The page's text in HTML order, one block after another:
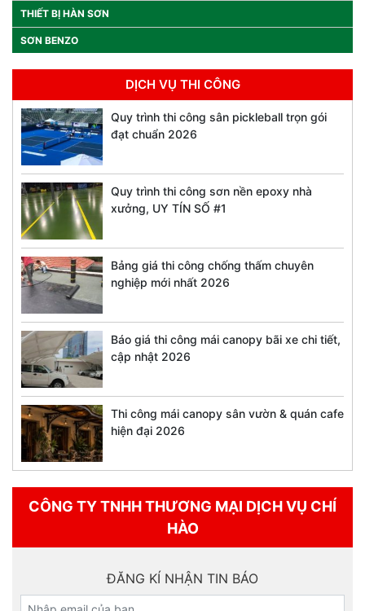
THIẾT BỊ HÀN SƠN
SƠN BENZO
DỊCH VỤ THI CÔNG
Quy trình thi công sân pickleball trọn gói
đạt chuẩn 2026
Quy trình thi công sơn nền epoxy nhà
xưởng, UY TÍN SỐ #1
Bảng giá thi công chống thấm chuyên
nghiệp mới nhất 2026
Báo giá thi công mái canopy bãi xe chi tiết,
cập nhật 2026
Thi công mái canopy sân vườn & quán cafe
hiện đại 2026
CÔNG TY TNHH THƯƠNG MẠI DỊCH VỤ CHÍ
HÀO
ĐĂNG KÍ NHẬN TIN BÁO